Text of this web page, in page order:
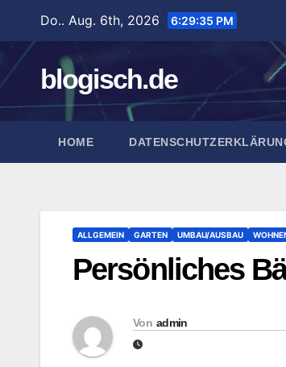
springen
Do.. Aug. 6th, 2026 6:29:36 PM
blogisch.de
HOME
ALLGEMEIN GARTEN UMBAU/AUSBAU
Persönliches
Von admin